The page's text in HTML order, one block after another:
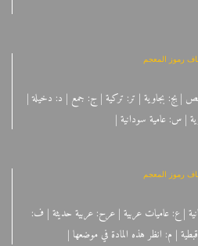
رموز المعجم
| بج: بجاوية | تر: تركية | ج: جمع | د: دخيلة |
| س: عامية سودانية |
رموز المعجم
| ع: عاميات عربية | عرح: عربية حديثة | ف:
| م: انظر هذه المادة في موضعها |